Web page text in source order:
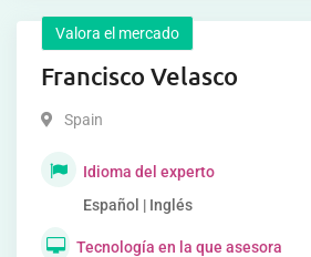
Valora el mercado
Francisco Velasco
Spain
Idioma del experto
Español | Inglés
Tecnología en la que asesora